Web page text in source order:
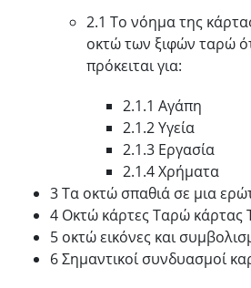
2.1 Το νόημα της
οκτώ των ξιφών ταρώ
πρόκειται για:
2.1.1 Αγάπη
2.1.2 Υγεία
2.1.3 Εργασία
2.1.4 Χρήματα
3 Τα οκτώ σπαθιά σε μια
4 Οκτώ κάρτες Ταρώ κάρτας
5 οκτώ εικόνες και
6 Σημαντικοί συνδυασμοί